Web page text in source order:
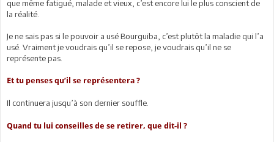
que même fatigué, malade et vieux, c’est encore lui le plus conscient de
la réalité.
Je ne sais pas si le pouvoir a usé Bourguiba, c’est plutôt la maladie qui l’a
usé. Vraiment je voudrais qu’il se repose, je voudrais qu’il ne se
représente pas.
Et tu penses qu’il se représentera ?
Il continuera jusqu’à son dernier souffle.
Quand tu lui conseilles de se retirer, que dit-il ?